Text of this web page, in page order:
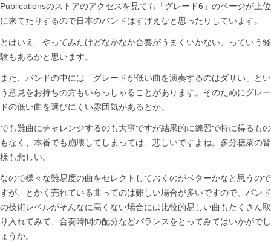
Publicationsのストアのアクセスを見ても「グレード6」のページが上位
に来てたりするので日本のバンドはすげえなと思ったりしています。
とはいえ、やってみたけどなかなか合奏がうまくいかない、っていう経
験もあるかと思います。
また、バンドの中には「グレードが低い曲を演奏するのはダサい」とい
う意見をお持ちの方もいらっしゃることがあります。そのためにグレー
ドの低い曲を選びにくい雰囲気があるとか。
でも難曲にチャレンジするのも大事ですが結果的に練習で特に得るもの
もなく、本番でも崩壊してしまっては、悲しいですよね。多分聴衆の皆
様も悲しい。
なので様々な難易度の曲をセレクトしておくのがベターかなと思うので
すが、とかく売れている曲ってのは難しい場合が多いですので、バンド
の技術レベルがそんなに高くない場合には比較的易しい曲もたくさん取
り入れてみて、合奏時間の配分などバランスをとってみてはいかがでし
ょうか。